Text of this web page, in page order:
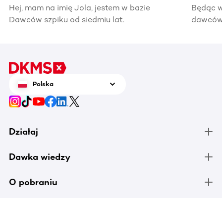
Hej, mam na imię Jola, jestem w bazie
Dawców szpiku od siedmiu lat.
Będąc
Polska
Działaj
Dawka wiedzy
O pobraniu